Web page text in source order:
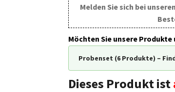
Melden Sie sich bei
Möchten Sie unsere
Probenset (6 Produkte) –
Dieses Produkt ist